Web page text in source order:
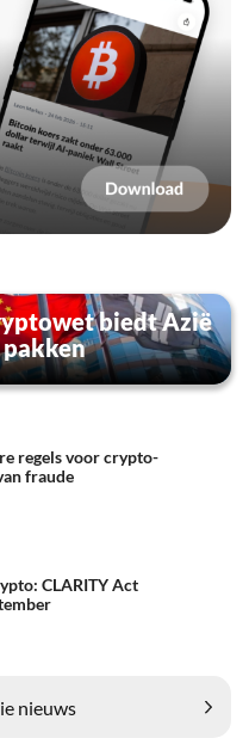
biedt Azië
regels voor crypto-
fraude
CLARITY Act
nieuws